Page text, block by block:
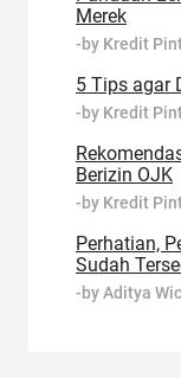
Merek
-by Kredit
5 Tips agar
-by Kredit
Berizin OJK
-by Kredit
Perhatian,
Sudah
-byAditya